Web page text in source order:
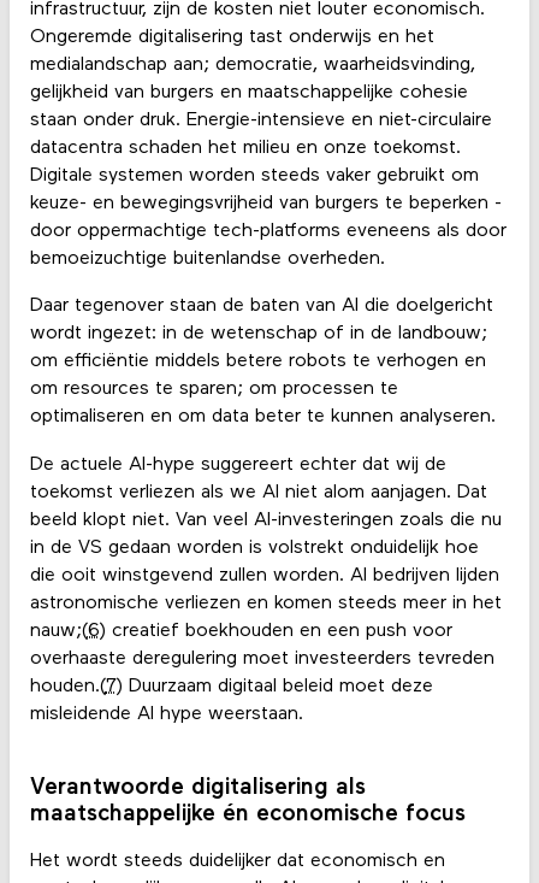
infrastructuur, zijn de kosten niet louter economisch.
Ongeremde digitalisering tast onderwijs en het
medialandschap aan; democratie, waarheidsvinding,
gelijkheid van burgers en maatschappelijke cohesie
staan onder druk. Energie-intensieve en niet-circulaire
datacentra schaden het milieu en onze toekomst.
Digitale systemen worden steeds vaker gebruikt om
keuze- en bewegingsvrijheid van burgers te beperken -
door oppermachtige tech-platforms eveneens als door
bemoeizuchtige buitenlandse overheden.
Daar tegenover staan de baten van AI die doelgericht
wordt ingezet: in de wetenschap of in de landbouw;
om efficiëntie middels betere robots te verhogen en
om resources te sparen; om processen te
optimaliseren en om data beter te kunnen analyseren.
De actuele AI-hype suggereert echter dat wij de
toekomst verliezen als we AI niet alom aanjagen. Dat
beeld klopt niet. Van veel AI-investeringen zoals die nu
in de VS gedaan worden is volstrekt onduidelijk hoe
die ooit winstgevend zullen worden. AI bedrijven lijden
astronomische verliezen en komen steeds meer in het
nauw;(6) creatief boekhouden en een push voor
overhaaste deregulering moet investeerders tevreden
houden.(7) Duurzaam digitaal beleid moet deze
misleidende AI hype weerstaan.
Verantwoorde digitalisering als
maatschappelijke én economische focus
Het wordt steeds duidelijker dat economisch en